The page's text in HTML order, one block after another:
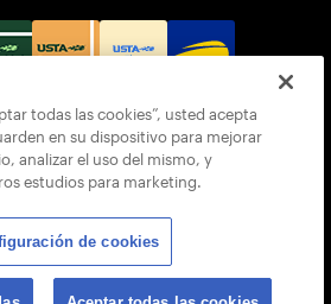
ALL RIGHTS RESERVED
todas las cookies”, usted acepta
en su dispositivo para mejorar
analizar el uso del mismo, y
estudios para marketing.
de cookies